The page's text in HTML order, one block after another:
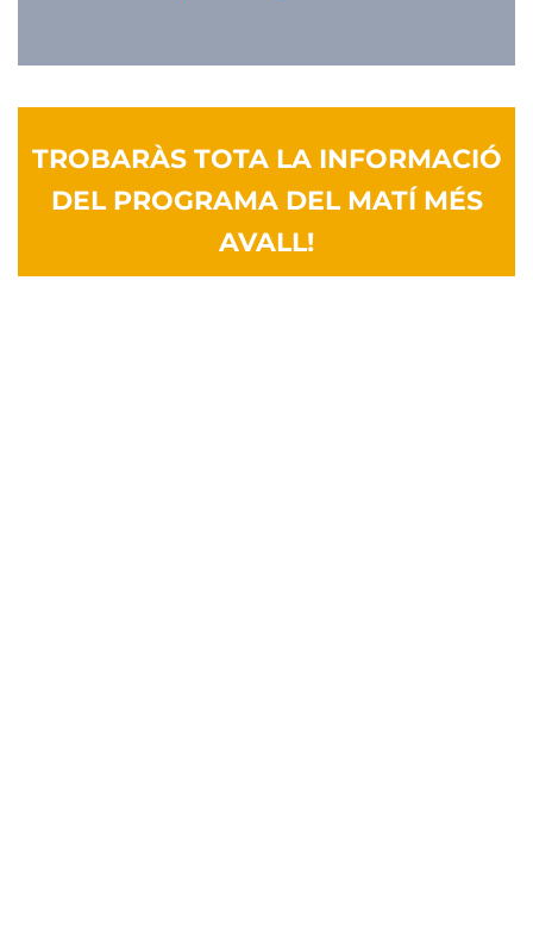
TROBARÀS TOTA LA INFORMACIÓ
DEL PROGRAMA DEL MATÍ MÉS
AVALL!